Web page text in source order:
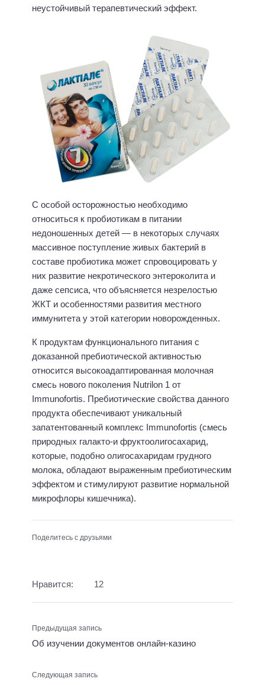
неустойчивый терапевтический эффект.
С особой осторожностью необходимо
относиться к пробиотикам в питании
недоношенных детей — в некоторых случаях
массивное поступление живых бактерий в
составе пробиотика может спровоцировать у
них развитие некротического энтероколита и
даже сепсиса, что объясняется незрелостью
ЖКТ и особенностями развития местного
иммунитета у этой категории новорожденных.
К продуктам функционального питания с
доказанной пребиотической активностью
относится высокоадаптированная молочная
смесь нового поколения Nutrilon 1 от
Immunofortis. Пребиотические свойства данного
продукта обеспечивают уникальный
запатентованный комплекс Immunofortis (смесь
природных галакто-и фруктоолигосахарид,
которые, подобно олигосахаридам грудного
молока, обладают выраженным пребиотическим
эффектом и стимулируют развитие нормальной
микрофлоры кишечника).
Поделитесь с друзьями
Нравится: 12
Предыдущая запись
Об изучении документов онлайн-казино
Следующая запись